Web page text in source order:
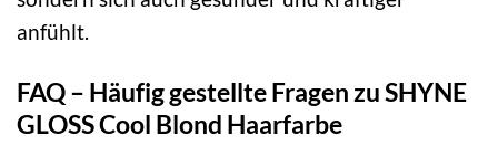
anfühlt.
FAQ – Häufig gestellte Fragen zu SHYNE
GLOSS Cool Blond Haarfarbe